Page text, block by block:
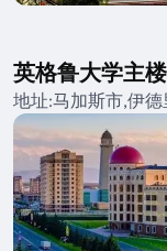
英格鲁大学主楼
地址:马加斯市,伊